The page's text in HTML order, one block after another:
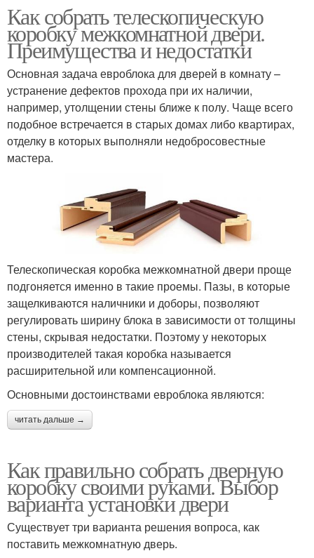
Как собрать телескопическую
коробку межкомнатной двери.
Преимущества и недостатки
Основная задача евроблока для дверей в комнату –
устранение дефектов прохода при их наличии,
например, утолщении стены ближе к полу. Чаще всего
подобное встречается в старых домах либо квартирах,
отделку в которых выполняли недобросовестные
мастера.
Телескопическая коробка межкомнатной двери проще
подгоняется именно в такие проемы. Пазы, в которые
защелкиваются наличники и доборы, позволяют
регулировать ширину блока в зависимости от толщины
стены, скрывая недостатки. Поэтому у некоторых
производителей такая коробка называется
расширительной или компенсационной.
Основными достоинствами евроблока являются:
читать дальше →
Как правильно собрать дверную
коробку своими руками. Выбор
варианта установки двери
Существует три варианта решения вопроса, как
поставить межкомнатную дверь.